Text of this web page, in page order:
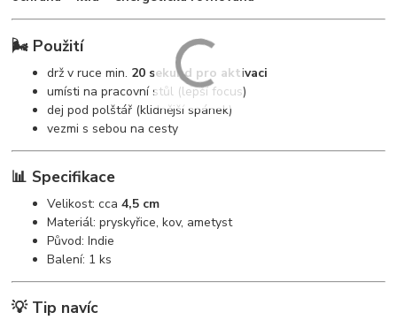
🌬️ Použití
drž v ruce min. 20 sekund pro aktivaci
umísti na pracovní stůl (lepší focus)
dej pod polštář (klidnější spánek)
vezmi s sebou na cesty
📊 Specifikace
Velikost: cca4,5 cm
Materiál: pryskyřice, kov, ametyst
Původ: Indie
Balení: 1 ks
💡 Tip navíc